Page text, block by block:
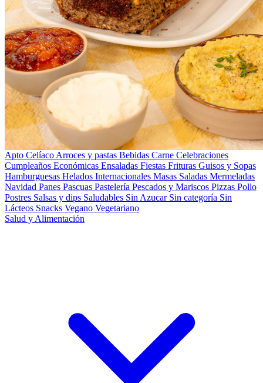
Apto Celíaco Arroces y pastas Bebidas Carne Celebraciones
Cumpleaños Económicas Ensaladas Fiestas Frituras Guisos y Sopas
Hamburguesas Helados Internacionales Masas Saladas Mermeladas
Navidad Panes Pascuas Pastelería Pescados y Mariscos Pizzas Pollo
Postres Salsas y dips Saludables Sin Azucar Sin categoría Sin
Lácteos Snacks Vegano Vegetariano
Salud y Alimentación